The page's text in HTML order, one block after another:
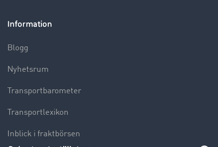
Information
Blogg
Nyhetsrum
Transportbarometer
Transportlexikon
Inblick i fraktbörsen